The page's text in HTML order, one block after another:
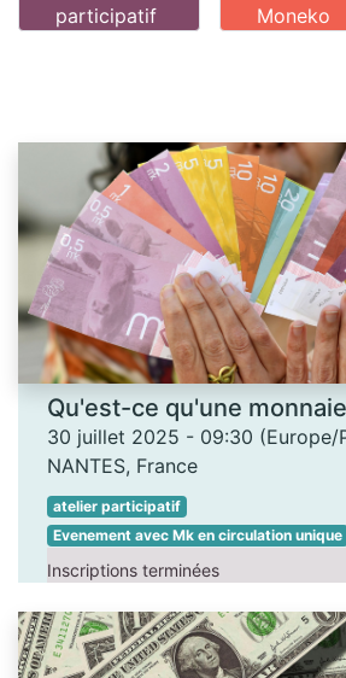
participatif
Moneko
Qu'est-ce qu'une
30 juillet 2025 - 09:30 (Europe/
NANTES, France
atelier participatif
Evenement avec Mk en circulation unique
Inscriptions terminées